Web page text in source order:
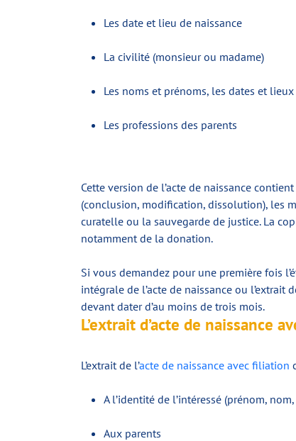
Les date et lieu de naissance
La civilité (monsieur ou madame)
Les noms et prénoms, les dates et
Les professions des parents
Cette version de l’acte de naissance
(conclusion, modification, dissolution), les
curatelle ou la sauvegarde de justice. La
notamment de la donation.
Si vous demandez pour une première fois
intégrale de l’acte de naissance ou
devant dater d’au moins de trois mois.
L’extrait d’acte de naissance
L’extrait de l’acte de naissance avec filiation
A l’identité de l’intéressé (prénom,
Aux parents